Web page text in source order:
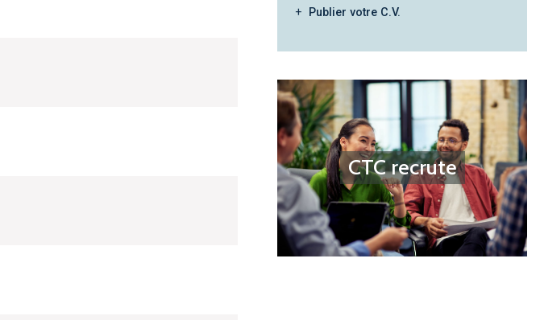
Publier votre C.V.
CTC recrute